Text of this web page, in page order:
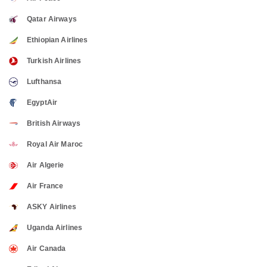
Qatar Airways
Ethiopian Airlines
Turkish Airlines
Lufthansa
EgyptAir
British Airways
Royal Air Maroc
Air Algerie
Air France
ASKY Airlines
Uganda Airlines
Air Canada